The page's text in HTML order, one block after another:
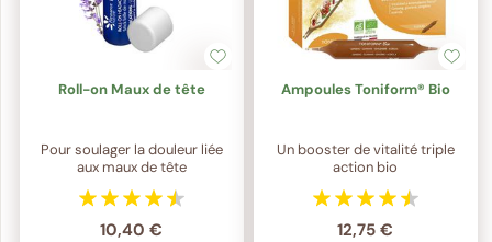
Roll-on Maux de tête
Pour soulager la douleur liée
aux maux de tête
10,40 €
Ampoules Toniform® Bio
Un booster de vitalité triple
action bio
12,75 €